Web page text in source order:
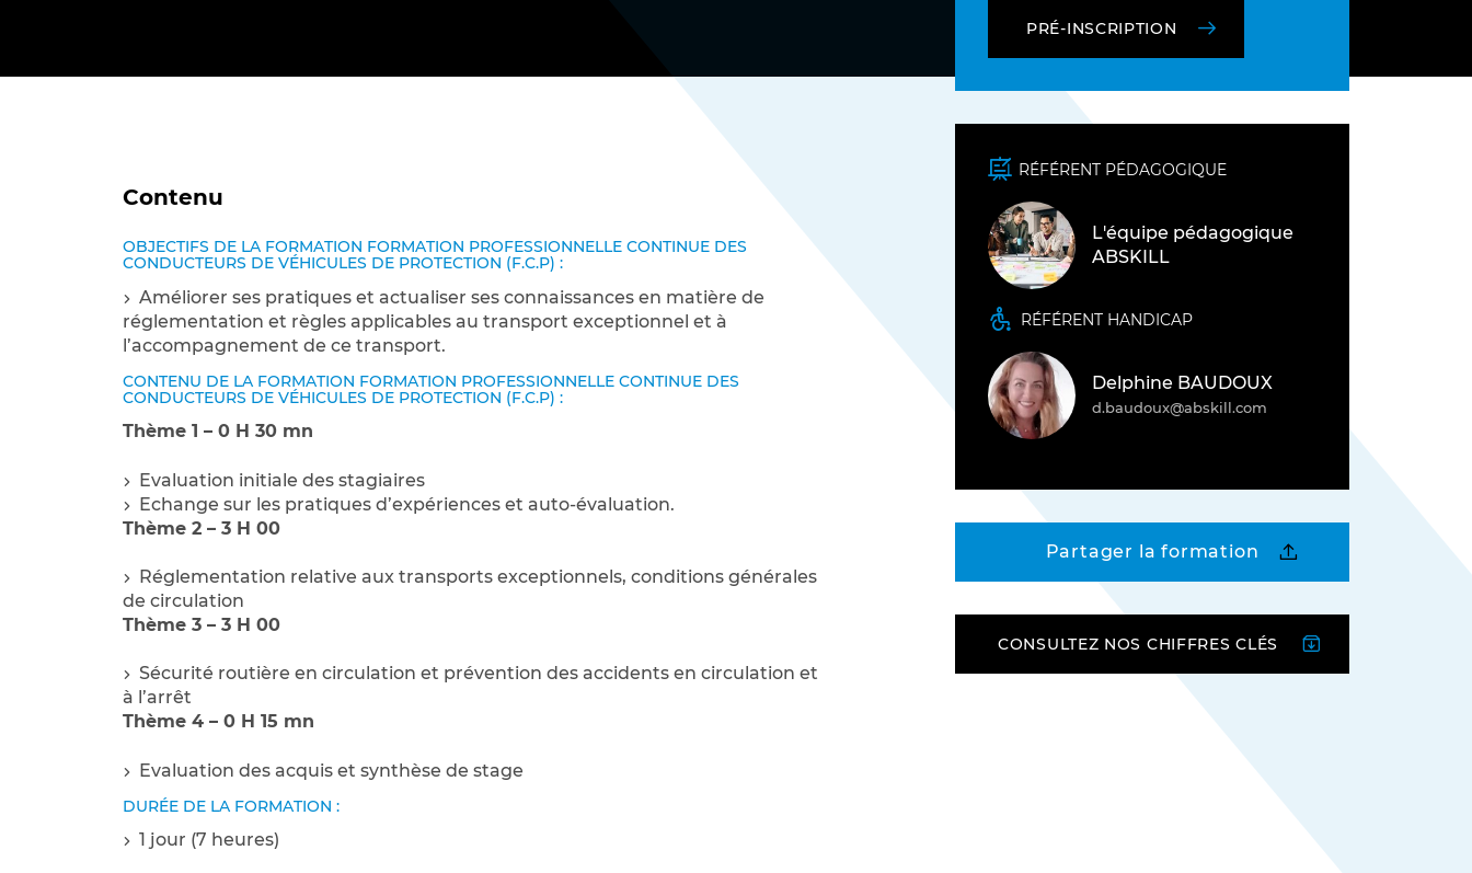
Développez vos performances autrement
avec les Soft Skills
Plus de 130 experts vous accompagnent pour développer les compétences
soft skills et managériales de vos équipes.
DÉCOUVRIR L'INSTITUT D'ABSKILL
Travaux Publics
Formez-vous à plus de 18 métiers qui recrutent !
Bâtiment, logistique, transport, industrie, travaux publics…
Contenu
OBJECTIFS DE LA FORMATION FORMATION PROFESSIONNELLE CONTINUE DES
CONDUCTEURS DE VÉHICULES DE PROTECTION (F.C.P) :
Améliorer ses pratiques et actualiser ses connaissances en matière de
réglementation et règles applicables au transport exceptionnel et à
l’accompagnement de ce transport.
CONTENU DE LA FORMATION FORMATION PROFESSIONNELLE CONTINUE DES
CONDUCTEURS DE VÉHICULES DE PROTECTION (F.C.P) :
Thème 1 – 0 H 30 mn
Evaluation initiale des stagiaires
Echange sur les pratiques d’expériences et auto-évaluation.
Thème 2 – 3 H 00
Réglementation relative aux transports exceptionnels, conditions générales
de circulation
Thème 3 – 3 H 00
Sécurité routière en circulation et prévention des accidents en circulation et
à l’arrêt
Thème 4 – 0 H 15 mn
Evaluation des acquis et synthèse de stage
DURÉE DE LA FORMATION :
1 jour (7 heures)
PRÉ-INSCRIPTION
RÉFÉRENT PÉDAGOGIQUE
L'équipe pédagogique
ABSKILL
RÉFÉRENT HANDICAP
Delphine BAUDOUX
d.baudoux@abskill.com
Partager la formation
CONSULTEZ NOS CHIFFRES CLÉS